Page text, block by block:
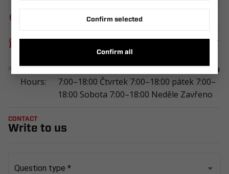
https://www.fishingboats.cz/
U Lomu 2589/44a 680 01 BOSKOVICE CZ
Opening
Hours:
Pondělí 7:00–18:00 úterý 7:00–18:00 Středa
7:00–18:00 Čtvrtek 7:00–18:00 pátek 7:00–
18:00 Sobota 7:00–18:00 Neděle Zavřeno
CONTACT
Write to us
Question type *
Confirm selected
Confirm all